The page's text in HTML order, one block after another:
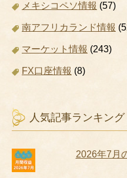
メキシコペソ情報 (57)
南アフリカランド情報
マーケット情報 (243)
FX口座情報 (8)
人気記事ランキング
2026年7月